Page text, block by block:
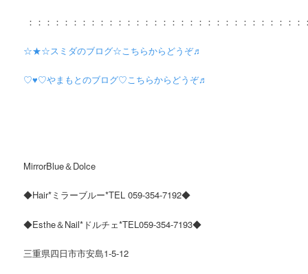
：：：：：：：：：：：：：：：：：：：：：：：：：：：：：：：
☆★☆スミダのブログ☆こちらからどうぞ♬
♡♥♡やまもとのブログ♡こちらからどうぞ♬
MirrorBlue＆Dolce
◆Hair*ミラーブルー*TEL 059-354-7192◆
◆Esthe＆Nail*ドルチェ*TEL059-354-7193◆
三重県四日市市安島1-5-12